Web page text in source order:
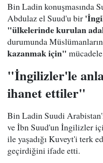
Bin Ladin konuşmasında
Abdulaz el Suud'u bir
"ülkelerinde kurulan
durumunda Müslümanların
kazanmak için"
"İngilizler'le
ihanet ettiler"
Bin Ladin Suudi
ve İbn Suud'un İngilizler
ile yaşadığı Kuveyt'i terk
geçirdiğini ifade etti.